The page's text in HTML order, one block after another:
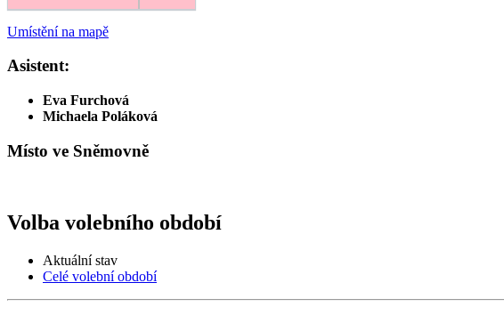
Umístění na mapě
Asistent:
Eva Furchová
Michaela Poláková
Místo ve Sněmovně
Volba volebního období
Aktuální stav
Celé volební období